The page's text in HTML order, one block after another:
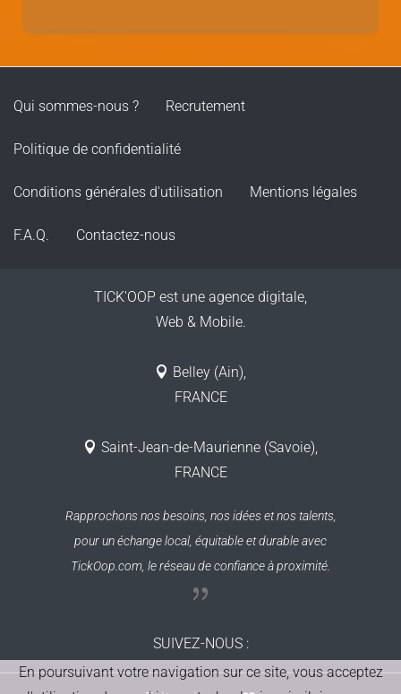
Qui sommes-nous ? Recrutement
Politique de confidentialité
Conditions générales d'utilisation Mentions légales
F.A.Q. Contactez-nous
TICK'OOP est une agence digitale,
Web & Mobile.
Belley (Ain),
FRANCE
Saint-Jean-de-Maurienne (Savoie),
FRANCE
Rapprochons nos besoins, nos idées et nos talents,
pour un échange local, équitable et durableavec
TickOop.com, le réseau de confiance à proximité.
SUIVEZ-NOUS :
En poursuivant votre navigation sur ce site, vous acceptez